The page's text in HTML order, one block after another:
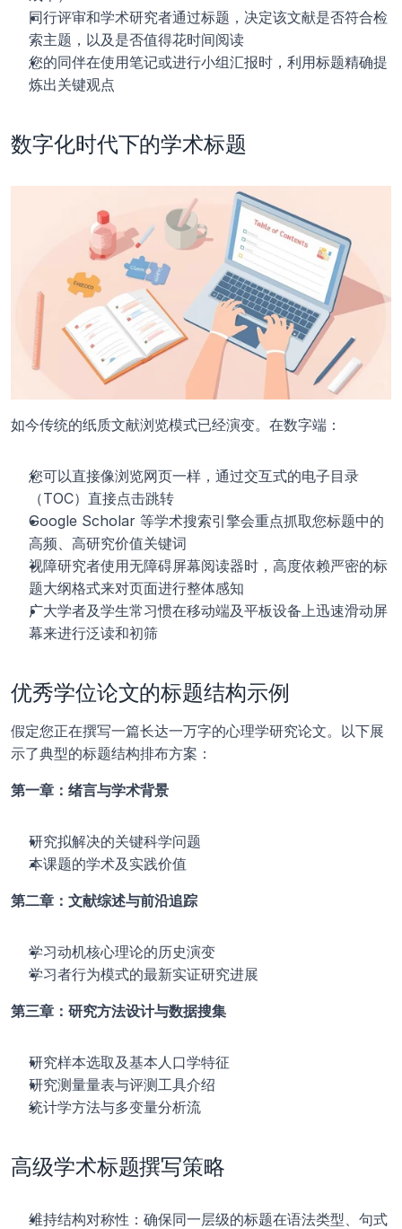
同行评审和学术研究者通过标题，决定该文献是否符合检
索主题，以及是否值得花时间阅读
您的同伴在使用笔记或进行小组汇报时，利用标题精确提
炼出关键观点
数字化时代下的学术标题
如今传统的纸质文献浏览模式已经演变。在数字端：
您可以直接像浏览网页一样，通过交互式的电子目录
（TOC）直接点击跳转
Google Scholar 等学术搜索引擎会重点抓取您标题中的
高频、高研究价值关键词
视障研究者使用无障碍屏幕阅读器时，高度依赖严密的标
题大纲格式来对页面进行整体感知
广大学者及学生常习惯在移动端及平板设备上迅速滑动屏
幕来进行泛读和初筛
优秀学位论文的标题结构示例
假定您正在撰写一篇长达一万字的心理学研究论文。以下展
示了典型的标题结构排布方案：
第一章：绪言与学术背景
研究拟解决的关键科学问题
本课题的学术及实践价值
第二章：文献综述与前沿追踪
学习动机核心理论的历史演变
学习者行为模式的最新实证研究进展
第三章：研究方法设计与数据搜集
研究样本选取及基本人口学特征
研究测量量表与评测工具介绍
统计学方法与多变量分析流
高级学术标题撰写策略
维持结构对称性：确保同一层级的标题在语法类型、句式